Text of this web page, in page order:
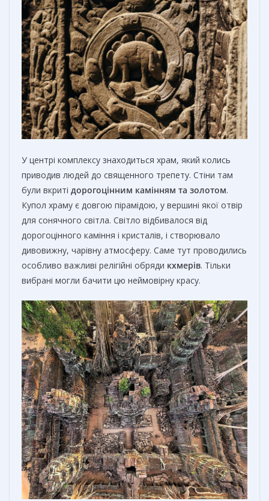
У центрі комплексу знаходиться храм, який колись
приводив людей до священного трепету. Стіни там
були вкриті дорогоцінним камінням та золотом.
Купол храму є довгою пірамідою, у вершині якої отвір
для сонячного світла. Світло відбивалося від
дорогоцінного каміння і кристалів, і створювало
дивовижну, чарівну атмосферу. Саме тут проводились
особливо важливі релігійні обряди кхмерів. Тільки
вибрані могли бачити цю неймовірну красу.